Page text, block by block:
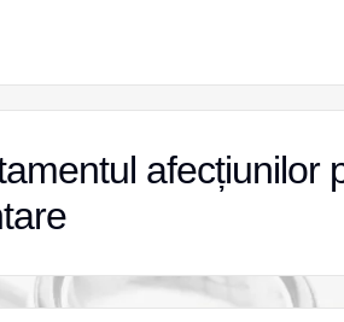
afecțiunilor
afecțiunilor